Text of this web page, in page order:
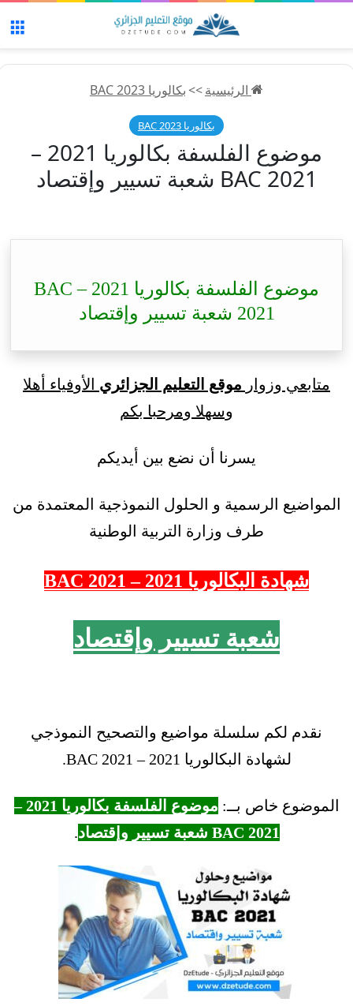
الرئيسية>>بكالوريا 2023 BAC
بكالوريا 2023 BAC
موضوع الفلسفة بكالوريا 2021 –
BAC 2021 شعبة تسيير وإقتصاد
موضوع الفلسفة بكالوريا 2021 – BAC
2021 شعبة تسيير وإقتصاد
متابعي وزوار موقع التعليم الجزائري الأوفياء أهلا
وسهلا ومرحبا بكم
يسرنا أن نضع بين أيديكم
المواضيع الرسمية و الحلول النموذجية المعتمدة من
طرف وزارة التربية الوطنية
شهادة البكالوريا 2021 – 2021 BAC
شعبة تسيير وإقتصاد
نقدم لكم سلسلة مواضيع والتصحيح النموذجي
لشهادة البكالوريا 2021 – BAC 2021.
الموضوع خاص بــ:
موضوع الفلسفة بكالوريا 2021 –
BAC 2021 شعبة تسيير وإقتصاد
.